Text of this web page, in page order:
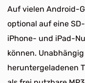
Auf vielen Android-
optional auf eine
iPhone- und iPad-
können.
heruntergeladenen